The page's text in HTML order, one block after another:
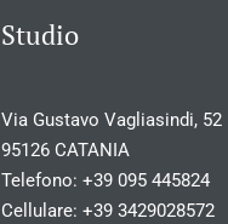
Studio
Via Gustavo Vagliasindi, 52
95126 CATANIA
Telefono:+39 095 445824
Cellulare:+39 3429028572